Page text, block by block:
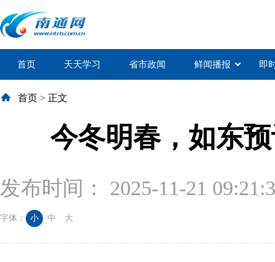
首页 天天学习 省市政闻 鲜闻播报 即
首页 > 正文
今冬明春，如东
发布时间： 2025-11-21
字体： 小 中 大